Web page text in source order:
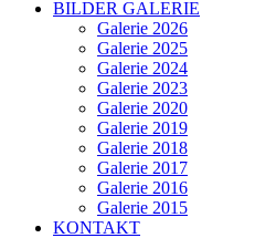
BILDER GALERIE
Galerie 2026
Galerie 2025
Galerie 2024
Galerie 2023
Galerie 2020
Galerie 2019
Galerie 2018
Galerie 2017
Galerie 2016
Galerie 2015
KONTAKT